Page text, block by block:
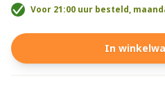
Voor 21:00 uur besteld,
In